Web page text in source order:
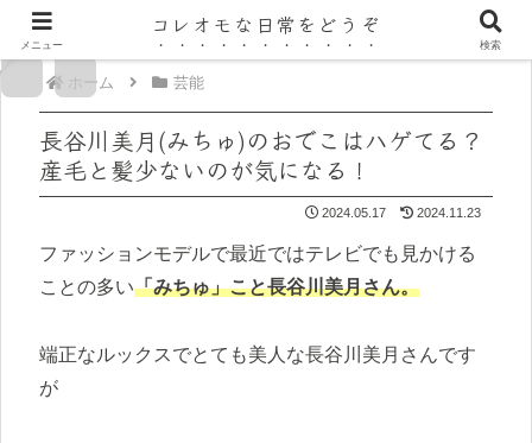
ホーム 芸能
長谷川美月(みちゅ)のおでこはハゲてる？
産毛と髪少ないのが気になる！
2024.05.17 2024.11.23
ファッションモデルで最近ではテレビでも見かける
ことの多い「みちゅ」こと長谷川美月さん。
端正なルックスでとても美人な長谷川美月さんです
が
メニュー
コレオモな日常をどうぞ
検索